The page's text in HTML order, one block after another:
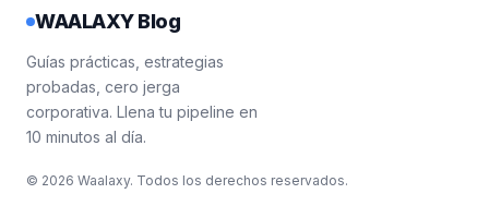
WAALAXY Blog
Guías prácticas, estrategias
probadas, cero jerga
corporativa. Llena tu pipeline en
10 minutos al día.
© 2026 Waalaxy. Todos los derechos reservados.